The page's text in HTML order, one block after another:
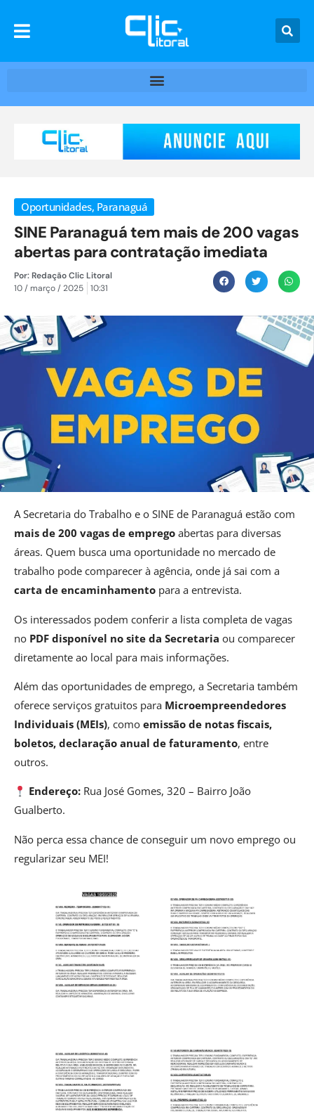
Oportunidades, Paranaguá
SINE Paranaguá tem mais de 200 vagas
abertas para contratação imediata
Por:Redação Clic Litoral
10 / março / 2025
10:31
A Secretaria do Trabalho e o SINE de Paranaguá estão com
mais de 200 vagas de emprego abertas para diversas
áreas. Quem busca uma oportunidade no mercado de
trabalho pode comparecer à agência, onde já sai com a
carta de encaminhamento para a entrevista.
Os interessados podem conferir a lista completa de vagas
no PDF disponível no site da Secretaria ou comparecer
diretamente ao local para mais informações.
Além das oportunidades de emprego, a Secretaria também
oferece serviços gratuitos para Microempreendedores
Individuais (MEIs), como emissão de notas fiscais,
boletos, declaração anual de faturamento, entre
outros.
Endereço: Rua José Gomes, 320 – Bairro João
Gualberto.
Não perca essa chance de conseguir um novo emprego ou
regularizar seu MEI!